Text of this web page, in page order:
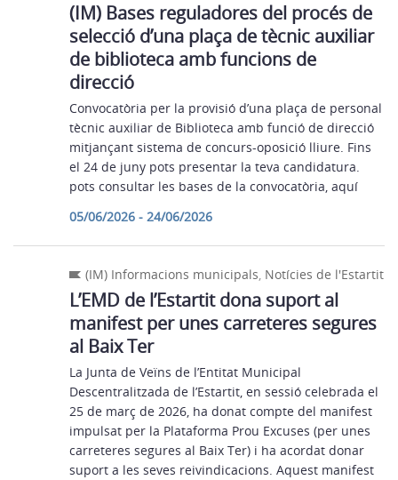
(IM) Bases reguladores del procés de
selecció d’una plaça de tècnic auxiliar
de biblioteca amb funcions de
direcció
Convocatòria per la provisió d’una plaça de personal
tècnic auxiliar de Biblioteca amb funció de direcció
mitjançant sistema de concurs-oposició lliure. Fins
el 24 de juny pots presentar la teva candidatura.
pots consultar les bases de la convocatòria, aquí
05/06/2026 - 24/06/2026
(IM) Informacions municipals, Notícies de l'Estartit
L’EMD de l’Estartit dona suport al
manifest per unes carreteres segures
al Baix Ter
La Junta de Veïns de l’Entitat Municipal
Descentralitzada de l’Estartit, en sessió celebrada el
25 de març de 2026, ha donat compte del manifest
impulsat per la Plataforma Prou Excuses (per unes
carreteres segures al Baix Ter) i ha acordat donar
suport a les seves reivindicacions. Aquest manifest